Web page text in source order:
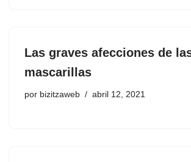
Las graves afecciones de
mascarillas
por bizitzaweb abril 12, 2021